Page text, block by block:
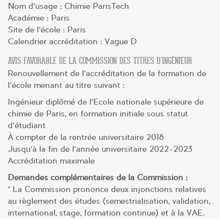
Nom d’usage : Chimie ParisTech
Académie : Paris
Site de l’école : Paris
Calendrier accréditation : Vague D
AVIS FAVORABLE DE LA COMMISSION DES TITRES D’INGÉNIEUR
Renouvellement de l’accréditation de la formation de
l’école menant au titre suivant :
Ingénieur diplômé de l’Ecole nationale supérieure de
chimie de Paris, en formation initiale sous statut
d’étudiant
À compter de la rentrée universitaire 2018
Jusqu’à la fin de l’année universitaire 2022-2023
Accréditation maximale
Demandes complémentaires de la Commission :
* La Commission prononce deux injonctions relatives
au règlement des études (semestrialisation, validation,
international, stage, formation continue) et à la VAE.